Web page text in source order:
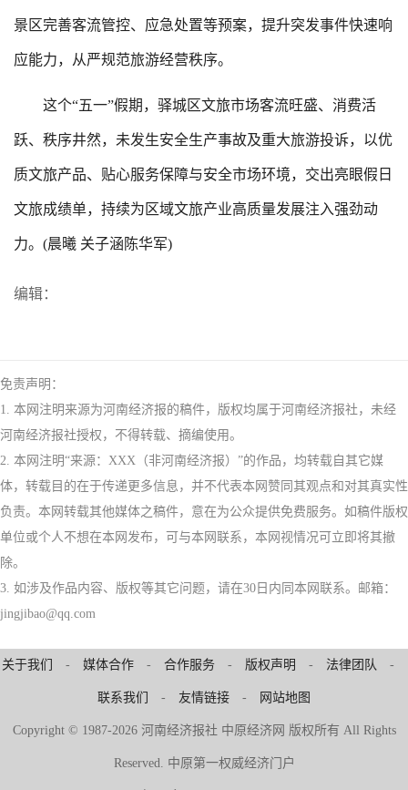
景区完善客流管控、应急处置等预案，提升突发事件快速响
应能力，从严规范旅游经营秩序。
这个“五一”假期，驿城区文旅市场客流旺盛、消费活
跃、秩序井然，未发生安全生产事故及重大旅游投诉，以优
质文旅产品、贴心服务保障与安全市场环境，交出亮眼假日
文旅成绩单，持续为区域文旅产业高质量发展注入强劲动
力。(晨曦 关子涵陈华军)
编辑：
免责声明：
1. 本网注明来源为河南经济报的稿件，版权均属于河南经济报社，未经
河南经济报社授权，不得转载、摘编使用。
2. 本网注明“来源：XXX（非河南经济报）”的作品，均转载自其它媒
体，转载目的在于传递更多信息，并不代表本网赞同其观点和对其真实性
负责。本网转载其他媒体之稿件，意在为公众提供免费服务。如稿件版权
单位或个人不想在本网发布，可与本网联系，本网视情况可立即将其撤
除。
3. 如涉及作品内容、版权等其它问题，请在30日内同本网联系。邮箱：
jingjibao@qq.com
关于我们 - 媒体合作- 合作服务- 版权声明 - 法律团队 -
联系我们 - 友情链接 - 网站地图
Copyright © 1987-2026 河南经济报社 中原经济网 版权所有 All Rights
Reserved. 中原第一权威经济门户